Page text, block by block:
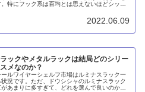
。特にフック系は百均とは思えないほどシッカ
2022.06.09
ックやメタルラックは結局どのシリー
メなのか？
ルワイヤーシェルフ市場はルミナスラック一
況です。ただ、ドウシシャのルミナスラック
あまりに多すぎて、どれを選んで良いのか違